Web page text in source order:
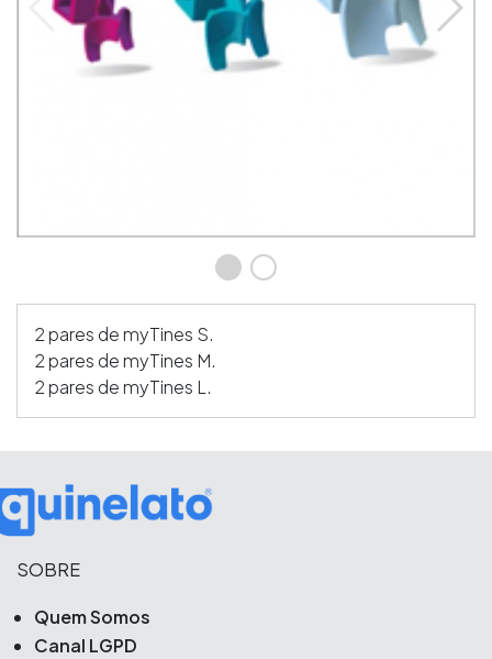
2 pares de myTines S.
2 pares de myTines M.
2 pares de myTines L.
SOBRE
Quem Somos
Canal LGPD